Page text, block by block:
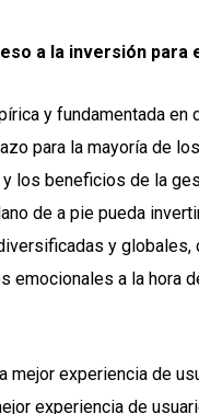
a la inversión para
y fundamentada
para la mayoría de
los beneficios de la
de a pie pueda
y
a la hora
mejor experiencia de
experiencia de